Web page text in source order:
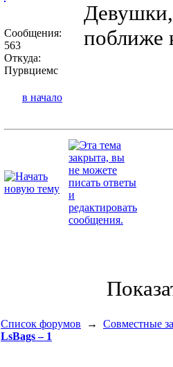
Сообщения:
563
Откуда:
Пурвциемс
Девушки,
поближе
в начало
Список форумов → Совместные
LsBags – 1